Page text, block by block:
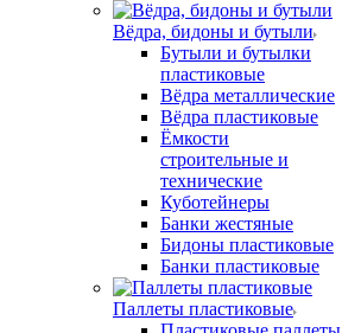
Вёдра, бидоны и бутыли
Бутыли и бутылки
пластиковые
Вёдра металлические
Вёдра пластиковые
Ёмкости
строительные и
технические
Куботейнеры
Банки жестяные
Бидоны пластиковые
Банки пластиковые
Паллеты пластиковые